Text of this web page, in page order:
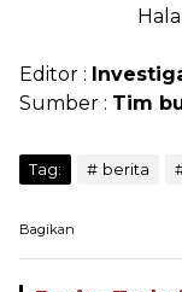
Editor :
Sumber : Tim
Tag: berita
Bagikan